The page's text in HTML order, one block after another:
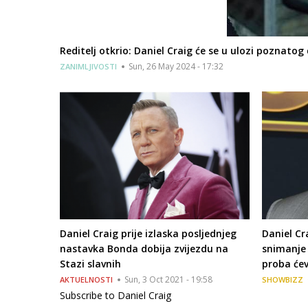
Reditelj otkrio: Daniel Craig će se u ulozi
ZANIMLJIVOSTI Sun, 26 May 2024 - 17:32
Daniel Craig prije izlaska posljednjeg
nastavka Bonda dobija zvijezdu na
Stazi slavnih
AKTUELNOSTI Sun, 3 Oct 2021 - 19:58
Daniel
proba
SHOWBIZZ
Subscribe to Daniel Craig